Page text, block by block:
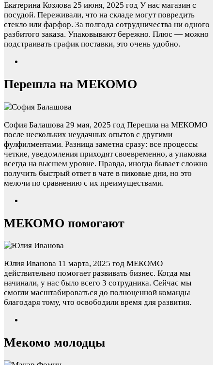
Екатерина Козлова 25 июня, 2025 год У нас магазин с
посудой. Переживали, что на складе могут повредить
стекло или фарфор. За полгода сотрудничества ни одного
разбитого заказа. Упаковывают бережно. Плюс — можно
подстраивать график поставки, это очень удобно.
Перешла на МЕКОМО
София Балашова 29 мая, 2025 год Перешла на МЕКОМО
после нескольких неудачных опытов с другими
фулфилментами. Разница заметна сразу: все процессы
четкие, уведомления приходят своевременно, а упаковка
всегда на высшем уровне. Правда, иногда бывает сложно
получить быстрый ответ в чате в пиковые дни, но это
мелочи по сравнению с их преимуществами.
МЕКОМО помогают
Юлия Иванова 11 марта, 2025 год МЕКОМО
действительно помогает развивать бизнес. Когда мы
начинали, у нас было всего 3 сотрудника. Сейчас мы
смогли масштабироваться до полноценной команды
благодаря тому, что освободили время для развития.
Мекомо молодцы